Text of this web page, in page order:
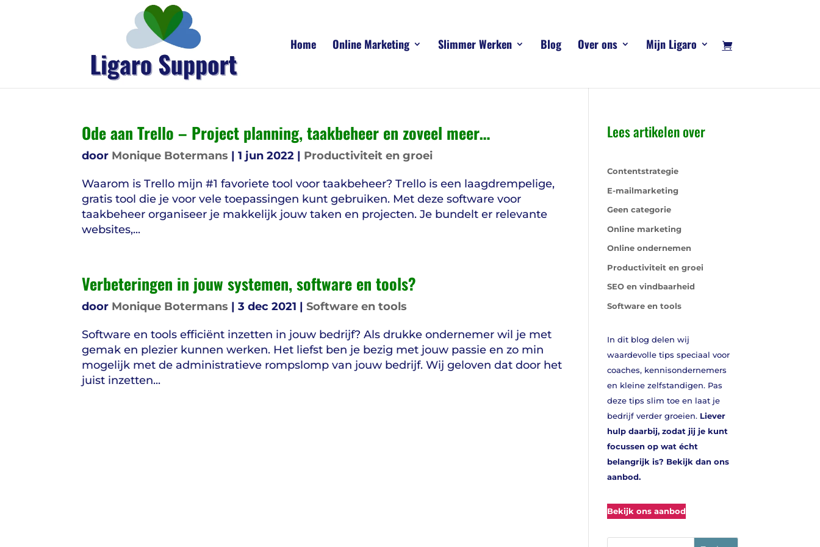
Home Online Marketing Slimmer Werken Blog Over ons Mijn Ligaro
Ode aan Trello – Project planning, taakbeheer en zoveel meer…
door Monique Botermans |1 jun 2022 | Productiviteit en groei
Waarom is Trello mijn #1 favoriete tool voor taakbeheer? Trello is een laagdrempelige,
gratis tool die je voor vele toepassingen kunt gebruiken. Met deze software voor
taakbeheer organiseer je makkelijk jouw taken en projecten. Je bundelt er relevante
websites,...
Verbeteringen in jouw systemen, software en tools?
door Monique Botermans |3 dec 2021 |Software en tools
Software en tools efficiënt inzetten in jouw bedrijf? Als drukke ondernemer wil je met
gemak en plezier kunnen werken. Het liefst ben je bezig met jouw passie en zo min
mogelijk met de administratieve rompslomp van jouw bedrijf. Wij geloven dat door het
juist inzetten...
Lees artikelen over
Contentstrategie
E-mailmarketing
Geen categorie
Online marketing
Online ondernemen
Productiviteit en groei
SEO en vindbaarheid
Software en tools
In dit blog delen wij
waardevolle tips speciaal voor
coaches, kennisondernemers
en kleine zelfstandigen. Pas
deze tips slim toe en laat je
bedrijf verder groeien. Liever
hulp daarbij, zodat jij je kunt
focussen op wat écht
belangrijk is? Bekijk dan ons
aanbod.
Bekijk ons aanbod